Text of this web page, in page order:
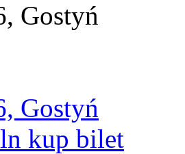
Gostyń
Gostyń
kup bilet